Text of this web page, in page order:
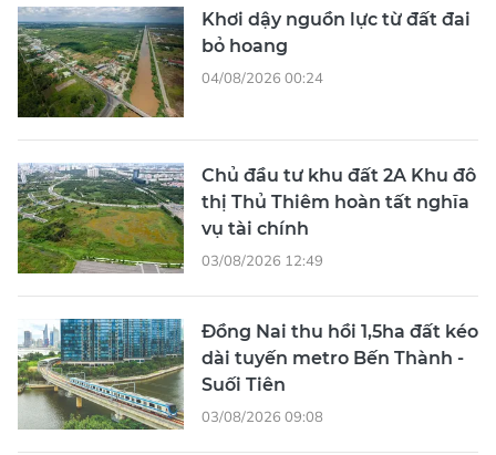
Khơi dậy nguồn lực từ đất đai
bỏ hoang
04/08/2026 00:24
Chủ đầu tư khu đất 2A Khu đô
thị Thủ Thiêm hoàn tất nghĩa
vụ tài chính
03/08/2026 12:49
Đồng Nai thu hồi 1,5ha đất kéo
dài tuyến metro Bến Thành -
Suối Tiên
03/08/2026 09:08